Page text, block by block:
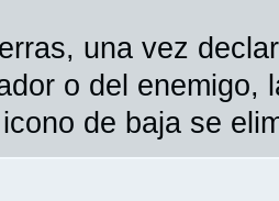
una vez
o del enemigo,
de baja se